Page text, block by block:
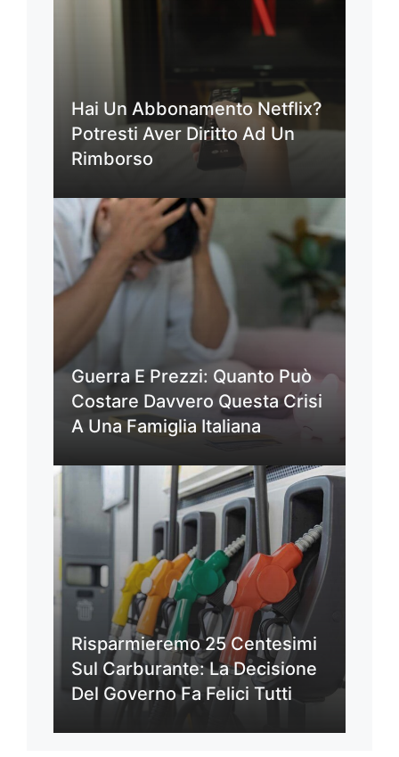
Hai Un Abbonamento Netflix?
Potresti Aver Diritto Ad Un
Rimborso
Guerra E Prezzi: Quanto Può
Costare Davvero Questa Crisi
A Una Famiglia Italiana
Risparmieremo 25 Centesimi
Sul Carburante: La Decisione
Del Governo Fa Felici Tutti